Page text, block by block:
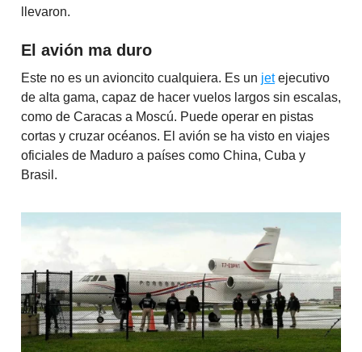
llevaron.
El avión ma duro
Este no es un avioncito cualquiera. Es un jetejecutivo
de alta gama, capaz de hacer vuelos largos sin escalas,
como de Caracas a Moscú. Puede operar en pistas
cortas y cruzar océanos. El avión se ha visto en viajes
oficiales de Maduro a países como China, Cuba y
Brasil.